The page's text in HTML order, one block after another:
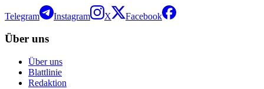
Telegram Instagram X Facebook
Über uns
Über uns
Blattlinie
Redaktion